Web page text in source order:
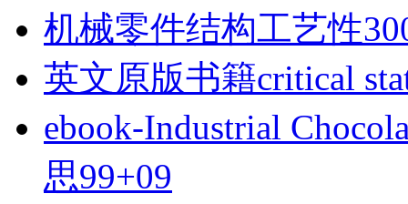
机械零件结构工艺性
英文原版书籍critical
ebook-Industrial
思99+09